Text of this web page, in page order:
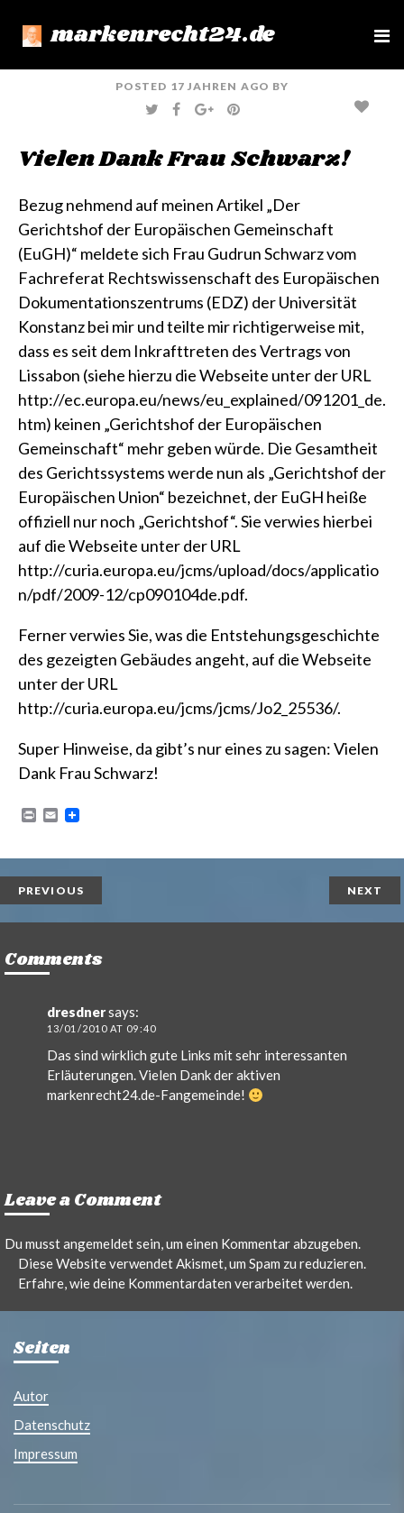
markenrecht24.de
e
POSTED 17 JAHREN AGO BY
T
W
T
E
F
A
B
O
G
O
E
P
I
R
Vielen Dank Frau Schwarz!
Bezug nehmend auf meinen Artikel „Der
Gerichtshof der Europäischen Gemeinschaft
(EuGH)“ meldete sich Frau Gudrun Schwarz vom
Fachreferat Rechtswissenschaft des Europäischen
Dokumentationszentrums (EDZ) der Universität
Konstanz bei mir und teilte mir richtigerweise mit,
dass es seit dem Inkrafttreten des Vertrags von
Lissabon (siehe hierzu die Webseite unter der URL
http://ec.europa.eu/news/eu_explained/091201_de.
htm) keinen „Gerichtshof der Europäischen
Gemeinschaft“ mehr geben würde. Die Gesamtheit
des Gerichtssystems werde nun als „Gerichtshof der
Europäischen Union“ bezeichnet, der EuGH heiße
offiziell nur noch „Gerichtshof“. Sie verwies hierbei
auf die Webseite unter der URL
http://curia.europa.eu/jcms/upload/docs/applicatio
n/pdf/2009-12/cp090104de.pdf.
Ferner verwies Sie, was die Entstehungsgeschichte
des gezeigten Gebäudes angeht, auf die Webseite
unter der URL
http://curia.europa.eu/jcms/jcms/Jo2_25536/.
Super Hinweise, da gibt’s nur eines zu sagen: Vielen
Dank Frau Schwarz!
P
n
t
E
i
l
PREVIOUS NEXT
Comments
dresdnersays:
13/01/2010 AT 09:40
Das sind wirklich gute Links mit sehr interessanten
Erläuterungen. Vielen Dank der aktiven
markenrecht24.de-Fangemeinde!
Leave a Comment
Du musstangemeldetsein, um einen Kommentar abzugeben.
Diese Website verwendet Akismet, um Spam zu reduzieren.
Erfahre, wie deine Kommentardaten verarbeitet werden.
Seiten
Autor
Datenschutz
Impressum